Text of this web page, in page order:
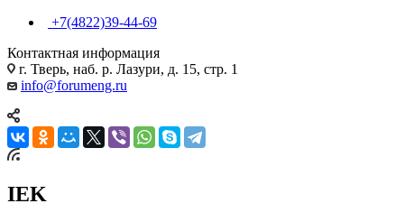
+7(4822)39-44-69
Контактная информация
г. Тверь, наб. р. Лазури, д. 15, стр. 1
info@forumeng.ru
IEK